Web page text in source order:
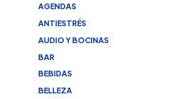
AGENDAS
ANTIESTRÉS
AUDIO Y BOCINAS
BAR
BEBIDAS
BELLEZA